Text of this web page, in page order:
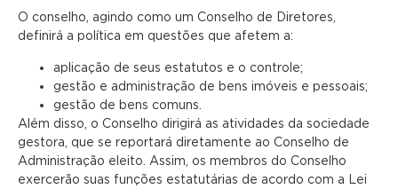
O conselho, agindo como um Conselho de Diretores,
definirá a política em questões que afetem a:
aplicação de seus estatutos e o controle;
gestão e administração de bens imóveis e pessoais;
gestão de bens comuns.
Além disso, o Conselho dirigirá as atividades da sociedade
gestora, que se reportará diretamente ao Conselho de
Administração eleito. Assim, os membros do Conselho
exercerão suas funções estatutárias de acordo com a Lei